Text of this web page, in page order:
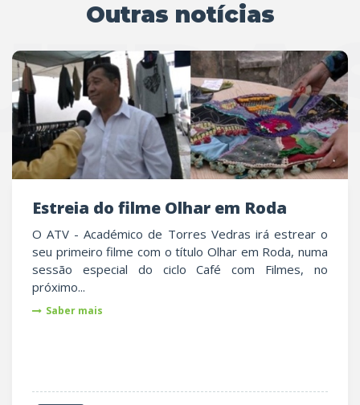
Outras notícias
Estreia do filme Olhar em Roda
O ATV - Académico de Torres Vedras irá estrear o
seu primeiro filme com o título Olhar em Roda, numa
sessão especial do ciclo Café com Filmes, no
próximo...
Saber mais